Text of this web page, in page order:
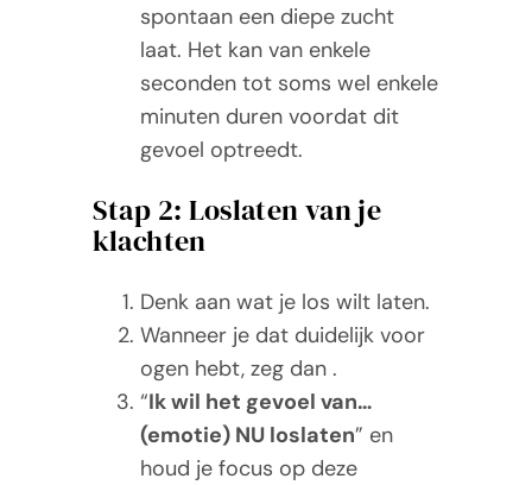
spontaan een diepe zucht
laat. Het kan van enkele
seconden tot soms wel enkele
minuten duren voordat dit
gevoel optreedt.
Stap 2: Loslaten van je
klachten
Denk aan wat je los wilt laten.
Wanneer je dat duidelijk voor
ogen hebt, zeg dan .
“Ik wil het gevoel van…
(emotie) NU loslaten” en
houd je focus op deze